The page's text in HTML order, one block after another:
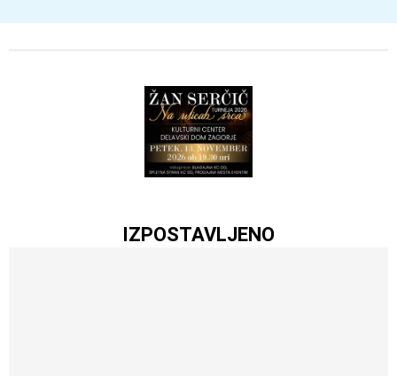
IZPOSTAVLJENO